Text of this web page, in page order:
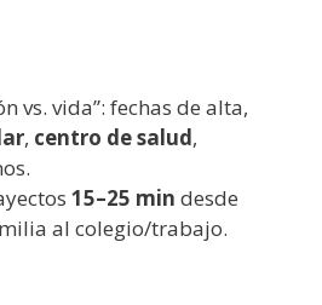
vs. vida”: fechas de alta,
, centro de salud,
15–25 min desde
al colegio/trabajo.